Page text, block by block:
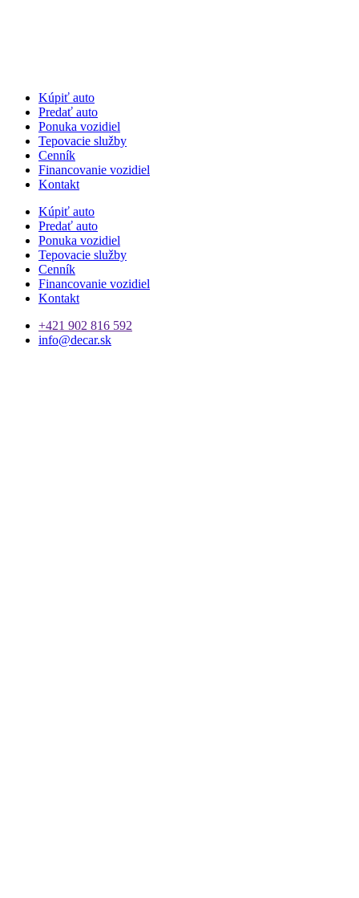
Kúpiť auto
Predať auto
Ponuka vozidiel
Tepovacie služby
Cenník
Financovanie vozidiel
Kontakt
Kúpiť auto
Predať auto
Ponuka vozidiel
Tepovacie služby
Cenník
Financovanie vozidiel
Kontakt
+421 902 816 592
info@decar.sk